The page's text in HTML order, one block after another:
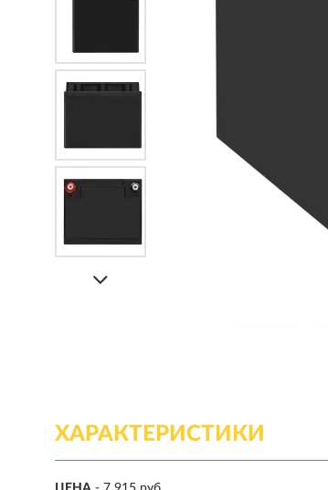
ХАРАКТЕРИСТИКИ